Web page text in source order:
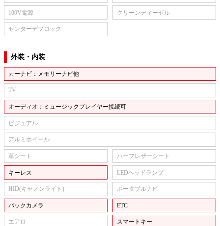
100V電源 クリーンディーゼル
センターデフロック
外装・内装
カーナビ：メモリーナビ他
TV
オーディオ：ミュージックプレイヤー接続可
ビジュアル
アルミホイール
革シート ハーフレザーシート
キーレス LEDヘッドランプ
HID(キセノンライト) ポータブルナビ
バックカメラ ETC
エアロ スマートキー